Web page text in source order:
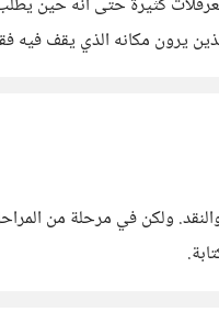
يرون مكانه الذي يقف
ولكن في مرحلة من